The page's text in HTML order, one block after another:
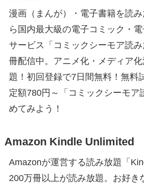
漫画（まんが）・電子書籍を読
ら国内最大級の電子コミック・
サービス「コミックシーモア読
冊配信中。アニメ化・メディア
題！初回登録で7日間無料！無料
定額780円～「コミックシーモア
めてみよう！
Amazon Kindle Unlimited
Amazonが運営する読み放題「
200万冊以上が読み放題。お好き